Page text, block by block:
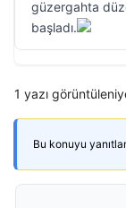
güzergahta
başladı.
1 yazı
Bu konuyu